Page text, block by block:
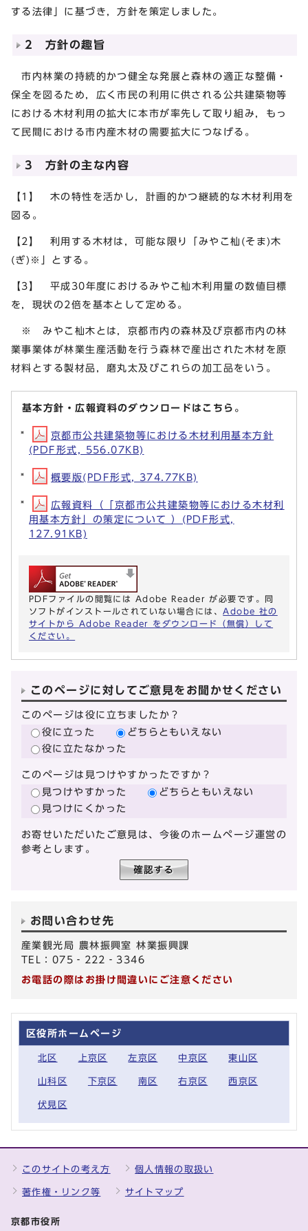
する法律」に基づき，方針を策定しました。
2 方針の趣旨
市内林業の持続的かつ健全な発展と森林の適正な整備・
保全を図るため，広く市民の利用に供される公共建築物等
における木材利用の拡大に本市が率先して取り組み，もっ
て民間における市内産木材の需要拡大につなげる。
3 方針の主な内容
【1】 木の特性を活かし，計画的かつ継続的な木材利用を
図る。
【2】 利用する木材は，可能な限り「みやこ杣(そま)木
(ぎ) ※ 」とする。
【3】 平成30年度におけるみやこ杣木利用量の数値目標
を，現状の2倍を基本として定める。
※
みやこ杣木とは，京都市内の森林及び京都市内の林
業事業体が林業生産活動を行う森林で産出された木材を原
材料とする製材品，磨丸太及びこれらの加工品をいう。
基本方針・広報資料のダウンロードはこちら。
京都市公共建築物等における木材利用基本方針
(PDF形式, 556.07KB)
概要版(PDF形式, 374.77KB)
広報資料（「京都市公共建築物等における木材利
用基本方針」の策定について ）(PDF形式,
127.91KB)
PDFファイルの閲覧には Adobe Reader が必要です。同
ソフトがインストールされていない場合には、 Adobe 社の
サイトから Adobe Reader をダウンロード（無償）して
ください。
このページに対してご意見をお聞かせください
このページは役に立ちましたか？
役に立った
どちらともいえない
役に立たなかった
このページは見つけやすかったですか？
見つけやすかった
どちらともいえない
見つけにくかった
お寄せいただいたご意見は、今後のホームページ運営の
参考とします。
お問い合わせ先
産業観光局 農林振興室 林業振興課
TEL：075‐222‐3346
お電話の際はお掛け間違いにご注意ください
区役所ホームページ
北区 上京区 左京区 中京区 東山区
山科区 下京区 南区 右京区 西京区
伏見区
このサイトの考え方 個人情報の取扱い
著作権・リンク等 サイトマップ
京都市役所